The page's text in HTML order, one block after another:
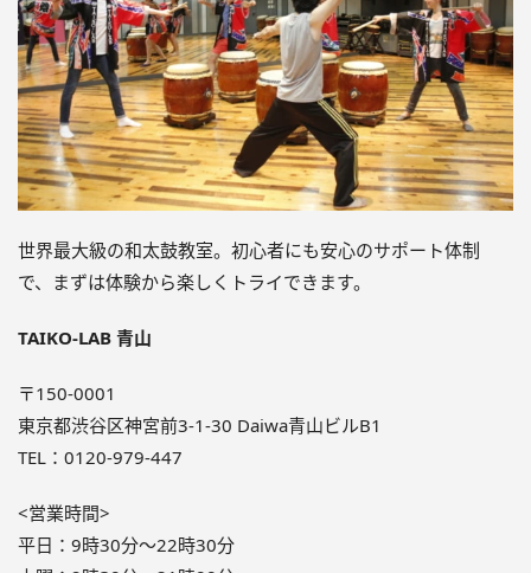
世界最大級の和太鼓教室。初心者にも安心のサポート体制
で、まずは体験から楽しくトライできます。
TAIKO-LAB 青山
〒150-0001
東京都渋谷区神宮前3-1-30 Daiwa青山ビルB1
TEL：0120-979-447
<営業時間>
平日：9時30分〜22時30分